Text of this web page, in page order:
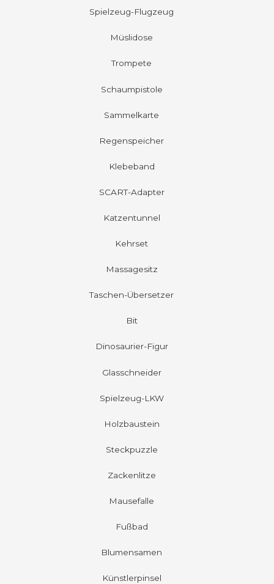
Spielzeug-Flugzeug
Müslidose
Trompete
Schaumpistole
Sammelkarte
Regenspeicher
Klebeband
SCART-Adapter
Katzentunnel
Kehrset
Massagesitz
Taschen-Übersetzer
Bit
Dinosaurier-Figur
Glasschneider
Spielzeug-LKW
Holzbaustein
Steckpuzzle
Zackenlitze
Mausefalle
Fußbad
Blumensamen
Künstlerpinsel